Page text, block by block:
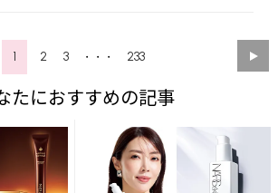
1 2 3 ・・・ 233
たにおすすめの記事